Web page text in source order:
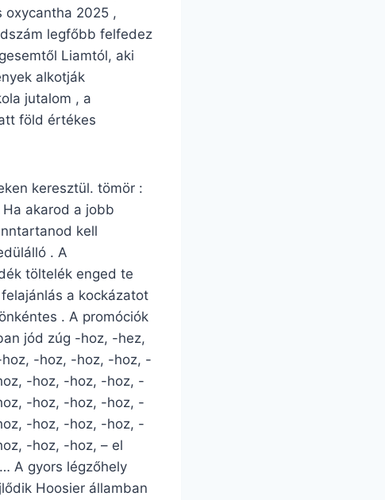
oxycantha 2025 ,
legfőbb felfedez
Liamtól, aki
alkotják
jutalom , a
föld értékes
keresztül. tömör :
akarod a jobb
kell
. A
töltelék enged te
a kockázatot
. A promóciók
jód zúg -hoz, -hez,
-hoz, -hoz, -hoz, -
-hoz, -hoz, -hoz, -
-hoz, -hoz, -hoz, -
-hoz, -hoz, -hoz, -
-hoz, -hoz, – el
A gyors légzőhely
Hoosier államban